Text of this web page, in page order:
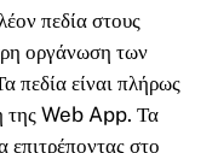
πεδία στους
οργάνωση των
πεδία είναι πλήρως
της Web App. Τα
επιτρέποντας στο